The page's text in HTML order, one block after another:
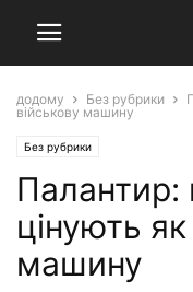
додому Без рубрики
військову машину
Без рубрики
Палантир:
цінують
машину